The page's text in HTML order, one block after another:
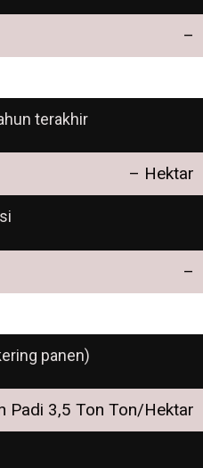
–
terakhir
– Hektar
–
panen)
Padi 3,5 Ton Ton/Hektar